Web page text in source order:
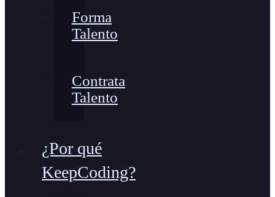
Forma
Talento
Contrata
Talento
¿Por qué
KeepCoding?